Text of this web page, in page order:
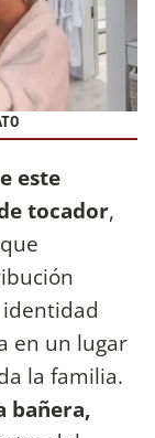
este
tocador,
en un lugar
la familia.
bañera,